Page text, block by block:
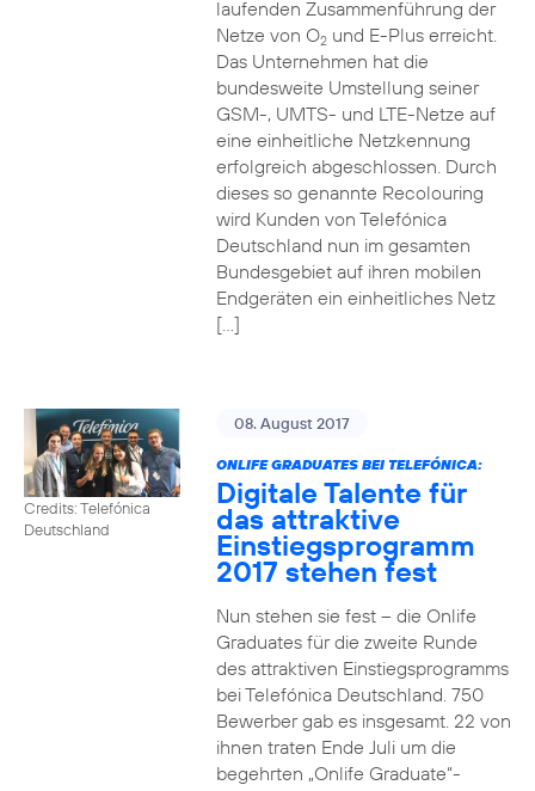
laufenden Zusammenführung der
Netze von O2und E-Plus erreicht.
Das Unternehmen hat die
bundesweite Umstellung seiner
GSM-, UMTS- und LTE-Netze auf
eine einheitliche Netzkennung
erfolgreich abgeschlossen. Durch
dieses so genannte Recolouring
wird Kunden von Telefónica
Deutschland nun im gesamten
Bundesgebiet auf ihren mobilen
Endgeräten ein einheitliches Netz
[…]
Credits: Telefónica
Deutschland
08. August 2017
ONLIFE GRADUATES BEI TELEFÓNICA:
Digitale Talente für
das attraktive
Einstiegsprogramm
2017 stehen fest
Nun stehen sie fest – die Onlife
Graduates für die zweite Runde
des attraktiven Einstiegsprogramms
bei Telefónica Deutschland. 750
Bewerber gab es insgesamt. 22 von
ihnen traten Ende Juli um die
begehrten „Onlife Graduate“-